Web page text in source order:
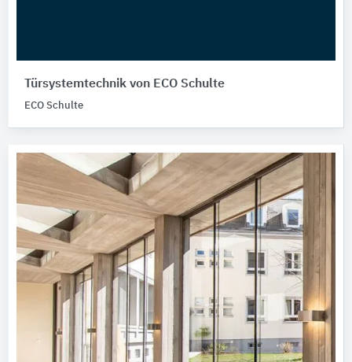
Türsystemtechnik von ECO Schulte
ECO Schulte